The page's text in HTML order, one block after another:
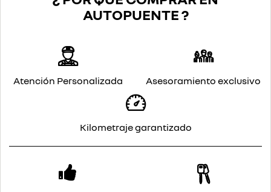
AUTOPUENTE ?
Atención Personalizada Asesoramiento exclusivo
Kilometraje garantizado